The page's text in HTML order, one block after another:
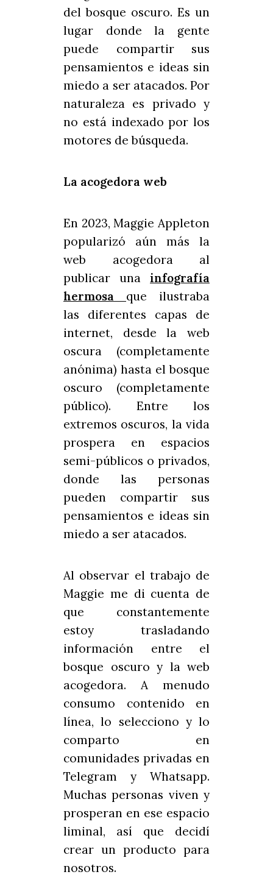
del bosque oscuro. Es un
lugar donde la gente
puede compartir sus
pensamientos e ideas sin
miedo a ser atacados. Por
naturaleza es privado y
no está indexado por los
motores de búsqueda.
La acogedora web
En 2023, Maggie Appleton
popularizó aún más la
web acogedora al
publicar una infografía
hermosa
que ilustraba
las diferentes capas de
internet, desde la web
oscura (completamente
anónima) hasta el bosque
oscuro (completamente
público). Entre los
extremos oscuros, la vida
prospera en espacios
semi-públicos o privados,
donde las personas
pueden compartir sus
pensamientos e ideas sin
miedo a ser atacados.
Al observar el trabajo de
Maggie me di cuenta de
que constantemente
estoy trasladando
información entre el
bosque oscuro y la web
acogedora. A menudo
consumo contenido en
línea, lo selecciono y lo
comparto en
comunidades privadas en
Telegram y Whatsapp.
Muchas personas viven y
prosperan en ese espacio
liminal, así que decidí
crear un producto para
nosotros.